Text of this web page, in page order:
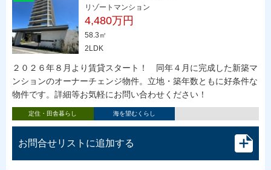
リゾートマンション
4,480万円
58.3㎡
2LDK
２０２６年８月より賃貸スタート！ 同年４月に完成した新築マ
ンションのオーナーチェンジ物件。立地・築年数ともに好条件な
物件です。詳細等お気軽にお問い合わせください！
定住・田舎暮らし 海を望むくらし
お問合せリストに追加する